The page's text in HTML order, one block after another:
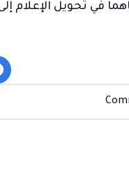
في تحويل الإعلام إلى